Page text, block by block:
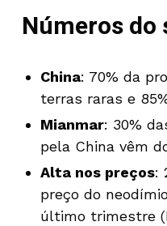
Números do
China: 70% da
terras raras e
Mianmar: 30%
pela China vêm
Alta nos preços:
preço do
último trimestre